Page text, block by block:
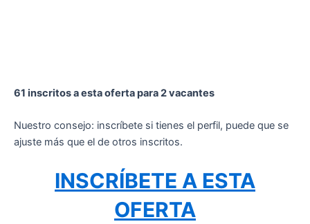
61 inscritos a esta oferta para 2 vacantes
Nuestro consejo: inscríbete si tienes el perfil, puede que se
ajuste más que el de otros inscritos.
INSCRÍBETE A ESTA
OFERTA